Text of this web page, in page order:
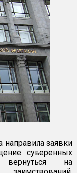
направила заявки
суверенных
на